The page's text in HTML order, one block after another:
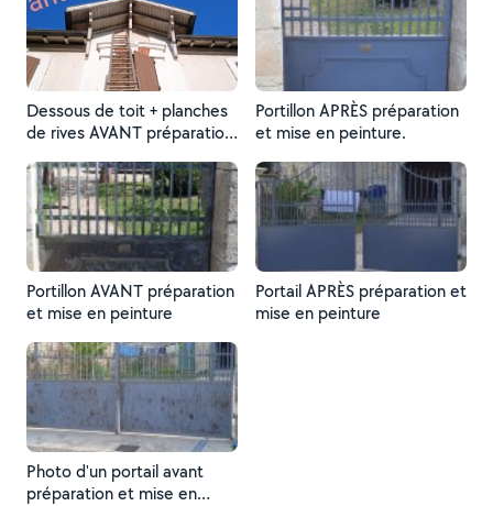
Dessous de toit + planches
de rives AVANT préparation
Portillon APRÈS préparation
et mise en peinture.
Portillon AVANT préparation
et mise en peinture
Portail APRÈS préparation et
mise en peinture
Photo d'un portail avant
préparation et mise en